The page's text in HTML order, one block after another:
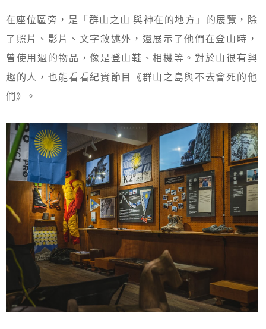
在座位區旁，是「群山之山 與神在的地方」的展覽，除
了照片、影片、文字敘述外，還展示了他們在登山時，
曾使用過的物品，像是登山鞋、相機等。對於山很有興
趣的人，也能看看紀實節目《群山之島與不去會死的他
們》。